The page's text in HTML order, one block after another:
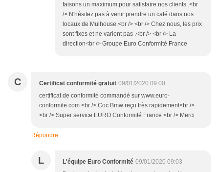
faisons un maximum pour satisfaire nos clients .<br
/> N'hésitez pas à venir prendre un café dans nos
locaux de Mulhouse.<br /> <br /> Chez nous, les prix
sont fixes et ne varient pas .<br /> <br /> La
direction<br /> Groupe Euro Conformité France
C Certificat conformité gratuit 09/01/2020 09:00
certificat de conformité commandé sur www.euro-
conformite.com <br /> Coc Bmw reçu très rapidement<br />
<br /> Super service EURO Conformité France <br /> Merci
Répondre
L L'équipe Euro Conformité 09/01/2020 09:03